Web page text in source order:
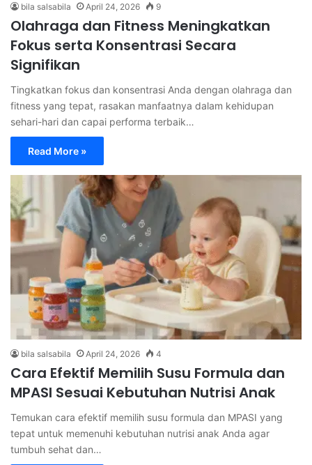
bila salsabila April 24, 2026 9
Olahraga dan Fitness Meningkatkan
Fokus serta Konsentrasi Secara
Signifikan
Tingkatkan fokus dan konsentrasi Anda dengan olahraga dan
fitness yang tepat, rasakan manfaatnya dalam kehidupan
sehari-hari dan capai performa terbaik…
Read More »
bila salsabila April 24, 2026 4
Cara Efektif Memilih Susu Formula dan
MPASI Sesuai Kebutuhan Nutrisi Anak
Temukan cara efektif memilih susu formula dan MPASI yang
tepat untuk memenuhi kebutuhan nutrisi anak Anda agar
tumbuh sehat dan…